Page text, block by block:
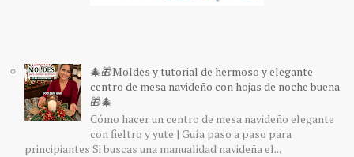
🎄🎁Moldes y tutorial de hermoso y elegante
centro de mesa navideño con hojas de noche buena
🎁🎄
Cómo hacer un centro de mesa navideño elegante
con fieltro y yute | Guía paso a paso para
principiantes Si buscas una manualidad navideña el...